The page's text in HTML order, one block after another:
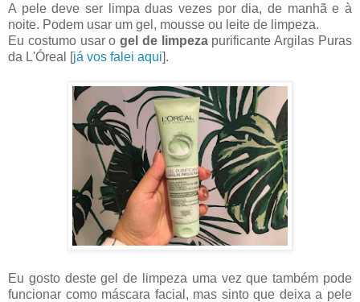
A pele deve ser limpa duas vezes por dia, de manhã e à
noite. Podem usar um gel, mousse ou leite de limpeza.
Eu costumo usar ogel de limpezapurificante Argilas Puras
da L'Óreal [já vos falei aqui].
Eu gosto deste gel de limpeza uma vez que também pode
funcionar como máscara facial, mas sinto que deixa a pele